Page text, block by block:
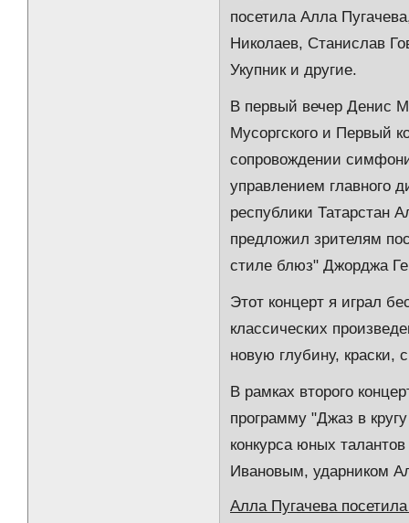
посетила Алла
Николаев, Станислав
Укупник и другие.
В первый вечер Денис
Мусоргского и Первый
сопровождении
управлением главного
республики Татарстан
предложил зрителям
стиле блюз" Джорджа
Этот концерт я играл
классических
новую глубину,
В рамках второго
программу "Джаз в
конкурса юных
Ивановым, ударником
Алла Пугачева